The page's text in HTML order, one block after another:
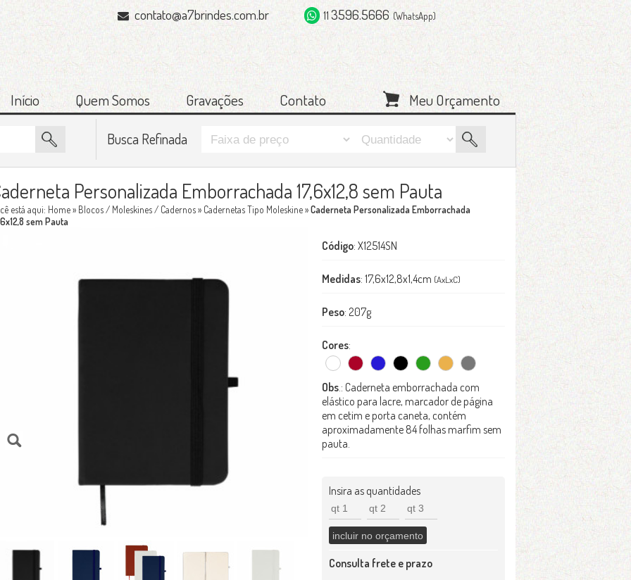
11 3596.5666 (WhatsApp)
contato@a7brindes.com.br
Início Quem Somos Gravações Contato Meu Orçamento
Busca Refinada
Personalizada Emborrachada 17,6x12,8 sem Pauta
está aqui: Home» Blocos / Moleskines / Cadernos» Cadernetas Tipo Moleskine»Caderneta Personalizada Emborrachada
sem Pauta
Código: X12514SN
Medidas: 17,6x12,8x1,4cm (AxLxC)
Peso: 207g
Cores:
Obs.: Caderneta emborrachada com
elástico para lacre, marcador de página
em cetim e porta caneta, contém
aproximadamente 84 folhas marfim sem
pauta.
Insira as quantidades
Consulta frete e prazo